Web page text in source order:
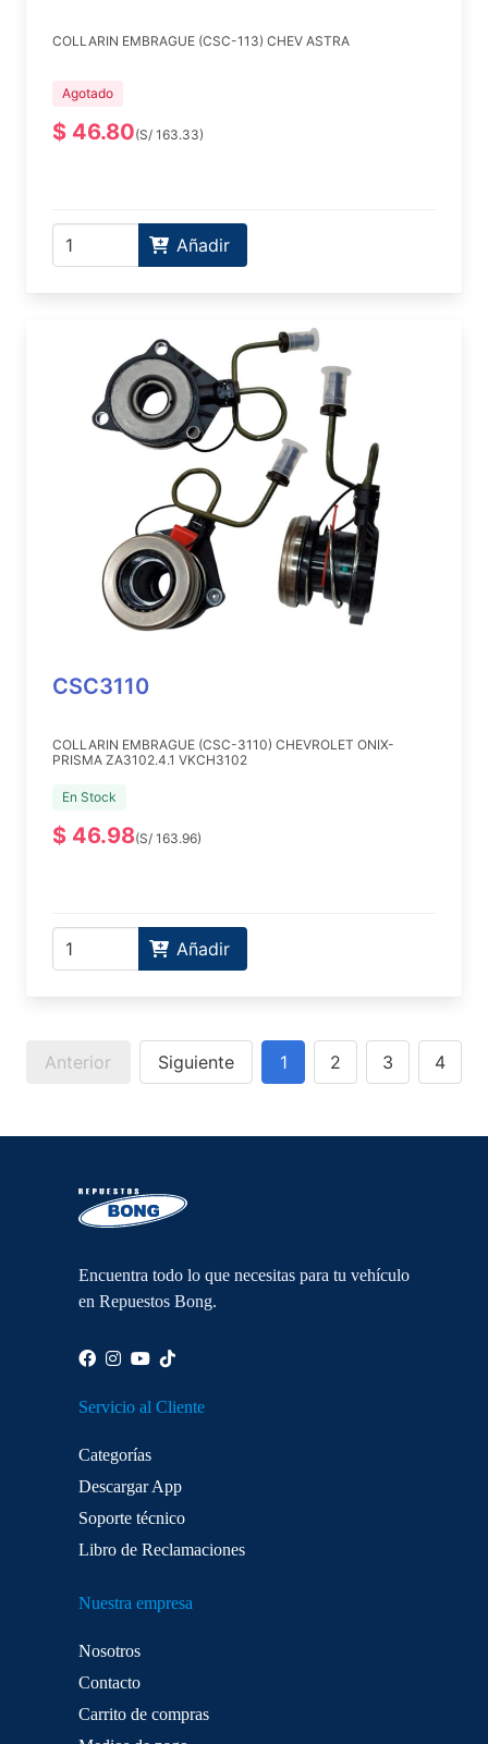
COLLARIN EMBRAGUE (CSC-113) CHEV ASTRA
Agotado
$ 46.80(S/ 163.33)
Añadir
CSC3110
COLLARIN EMBRAGUE (CSC-3110) CHEVROLET ONIX-
PRISMA ZA3102.4.1 VKCH3102
En Stock
$ 46.98(S/ 163.96)
Añadir
Anterior Siguiente 1 2 3 4
Encuentra todo lo que necesitas para tu vehículo
en Repuestos Bong.
Servicio al Cliente
Categorías
Descargar App
Soporte técnico
Libro de Reclamaciones
Nuestra empresa
Nosotros
Contacto
Carrito de compras